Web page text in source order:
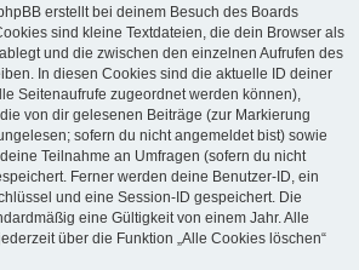
erstellt bei deinem Besuch des Boards
sind kleine Textdateien, die dein Browser als
und die zwischen den einzelnen Aufrufen des
In diesen Cookies sind die aktuelle ID deiner
Seitenaufrufe zugeordnet werden können),
von dir gelesenen Beiträge (zur Markierung
sofern du nicht angemeldet bist) sowie
Teilnahme an Umfragen (sofern du nicht
Ferner werden deine Benutzer-ID, ein
und eine Session-ID gespeichert. Die
eine Gültigkeit von einem Jahr. Alle
über die Funktion „Alle Cookies löschen“